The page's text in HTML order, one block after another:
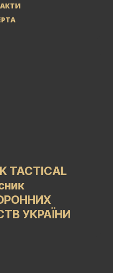
TACTICAL
УКРАЇНИ